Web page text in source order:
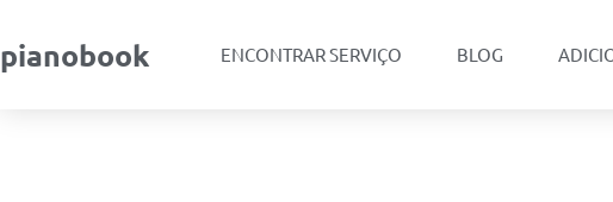
pianobook ENCONTRAR SERVIÇO BLOG